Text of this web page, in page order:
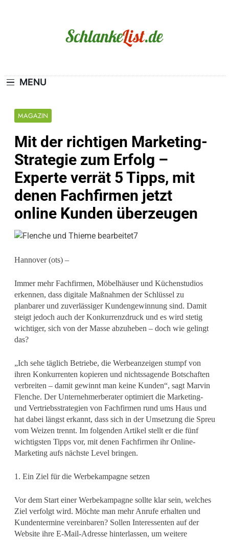
MENU
MAGAZIN
Mit der richtigen Marketing-
Strategie zum Erfolg –
Experte verrät 5 Tipps, mit
denen Fachfirmen jetzt
online Kunden überzeugen
Hannover (ots) –
Immer mehr Fachfirmen, Möbelhäuser und Küchenstudios
erkennen, dass digitale Maßnahmen der Schlüssel zu
planbarer und zuverlässiger Kundengewinnung sind. Damit
steigt jedoch auch der Konkurrenzdruck und es wird stetig
wichtiger, sich von der Masse abzuheben – doch wie gelingt
das?
„Ich sehe täglich Betriebe, die Werbeanzeigen stumpf von
ihren Konkurrenten kopieren und nichtssagende Botschaften
verbreiten – damit gewinnt man keine Kunden“, sagt Marvin
Flenche. Der Unternehmerberater optimiert die Marketing-
und Vertriebsstrategien von Fachfirmen rund ums Haus und
hat dabei längst erkannt, dass sich in der Umsetzung die Spreu
vom Weizen trennt. Im folgenden Artikel stellt er die fünf
wichtigsten Tipps vor, mit denen Fachfirmen ihr Online-
Marketing aufs nächste Level bringen.
1. Ein Ziel für die Werbekampagne setzen
Vor dem Start einer Werbekampagne sollte klar sein, welches
Ziel verfolgt wird. Möchte man mehr Anrufe erhalten und
Kundentermine vereinbaren? Sollen Interessenten auf der
Website ihre E-Mail-Adresse hinterlassen, um weitere